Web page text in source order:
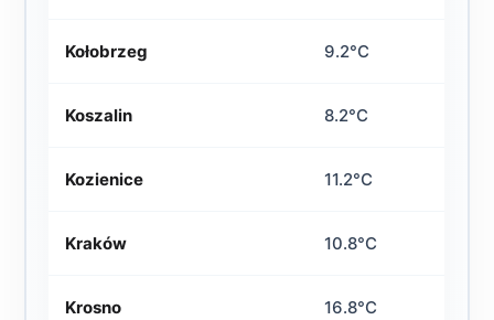
Kołobrzeg 9.2°C
Koszalin 8.2°C
Kozienice 11.2°C
Kraków 10.8°C
Krosno 16.8°C